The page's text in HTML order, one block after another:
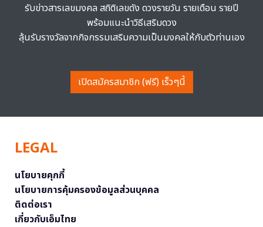
รับข่าวสารเลขมงคล สถิติเลขดัง ดวงรายวัน รายเดือน รายปี
พร้อมแนะนำวิธีเสริมดวง
ลุ้นรับรางวัลจากกิจกรรมเสริมความเป็นมงคลให้กับตัวท่านเอง
เปิดสมัครสมาชิก (ฟรี) เร็วๆนี้
LEGAL
นโยบายคุกกี้
นโยบายการคุ้มครองข้อมูลส่วนบุคคล
ติดต่อเรา
เกี่ยวกับเอ็มไทย